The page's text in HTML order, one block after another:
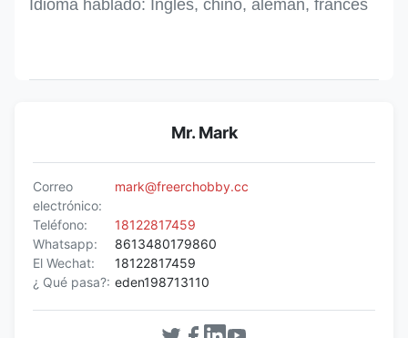
Idioma hablado: Inglés, chino, alemán, francés
Mr. Mark
Correo
electrónico:
mark@freerchobby.cc
Teléfono:
18122817459
Whatsapp:
8613480179860
El Wechat:
18122817459
¿ Qué pasa?: eden198713110